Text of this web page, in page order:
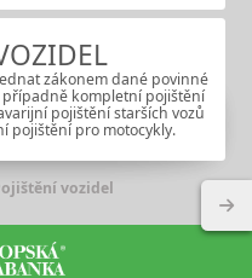
zákonem dané povinné
kompletní pojištění
pojištění starších vozů
pojištění pro motocykly.
vozidel